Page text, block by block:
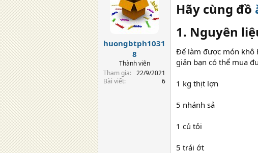
huongbtph1031
8
Thành viên
Tham gia
22/9/2021
Bài viết
6
Hãy cùng đồ
1. Nguyên
Để làm được món khô
giản bạn có thể mua
1 kg thịt lợn
5 nhánh sả
1 củ tỏi
5 trái ớt